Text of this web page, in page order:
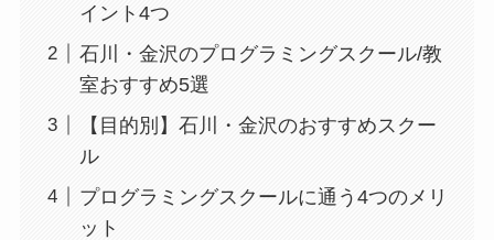
イント4つ
石川・金沢のプログラミングスクール/教
室おすすめ5選
【目的別】石川・金沢のおすすめスクー
ル
プログラミングスクールに通う4つのメリ
ット